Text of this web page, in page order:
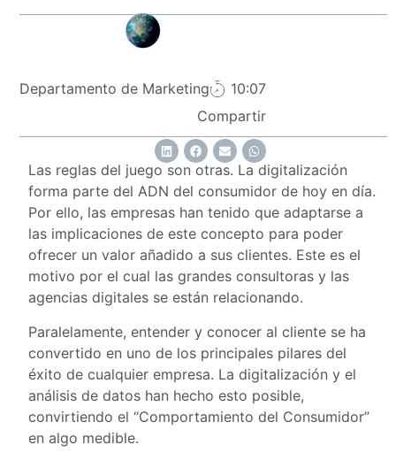
Departamento de Marketing
10:07
Compartir
Las reglas del juego son otras. La digitalización
forma parte del ADN del consumidor de hoy en día.
Por ello, las empresas han tenido que adaptarse a
las implicaciones de este concepto para poder
ofrecer un valor añadido a sus clientes. Este es el
motivo por el cual las grandes consultoras y las
agencias digitales se están relacionando.
Paralelamente, entender y conocer al cliente se ha
convertido en uno de los principales pilares del
éxito de cualquier empresa. La digitalización y el
análisis de datos han hecho esto posible,
convirtiendo el “Comportamiento del Consumidor”
en algo medible.